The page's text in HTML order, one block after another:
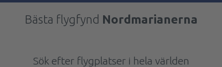
Bästa flygfynd Nordmarianerna
Sök efter flygplatser i hela världen